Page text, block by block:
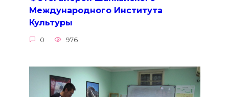
Международного Института
Культуры
0 976